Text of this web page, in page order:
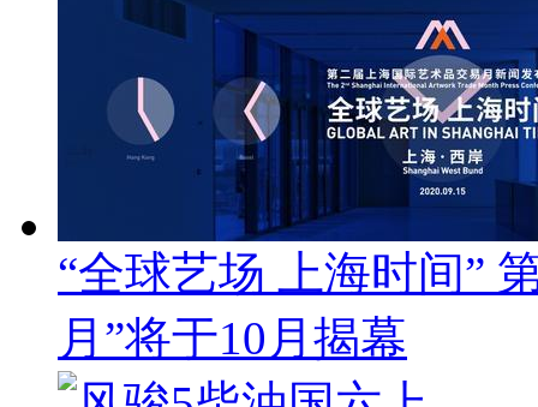
“全球艺场 上海时间”
月”将于10月揭幕